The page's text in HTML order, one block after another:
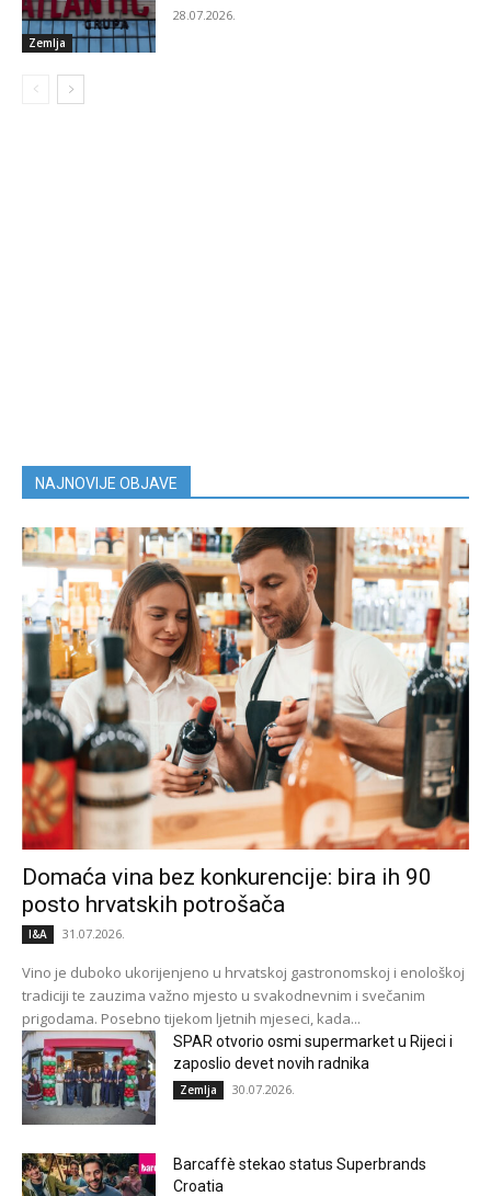
Zemlja
28.07.2026.
NAJNOVIJE OBJAVE
Domaća vina bez konkurencije: bira ih 90
posto hrvatskih potrošača
I&A 31.07.2026.
Vino je duboko ukorijenjeno u hrvatskoj gastronomskoj i enološkoj
tradiciji te zauzima važno mjesto u svakodnevnim i svečanim
prigodama. Posebno tijekom ljetnih mjeseci, kada...
SPAR otvorio osmi supermarket u Rijeci i
zaposlio devet novih radnika
Zemlja 30.07.2026.
Barcaffè stekao status Superbrands
Croatia